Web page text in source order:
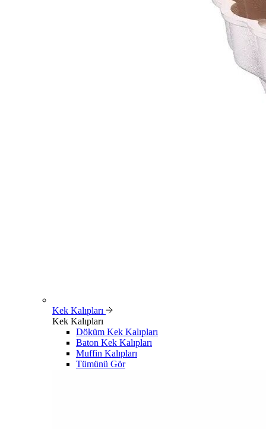
Kek Kalıpları
Kek Kalıpları
Döküm Kek Kalıpları
Baton Kek Kalıpları
Muffin Kalıpları
Tümünü Gör